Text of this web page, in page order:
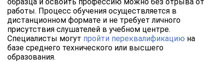
работы. Процесс обучения осуществляется в
дистанционном формате и не требует личного
присутствия слушателей в учебном центре.
Специалисты могут пройти переквалификацию на
базе среднего технического или высшего
образования.